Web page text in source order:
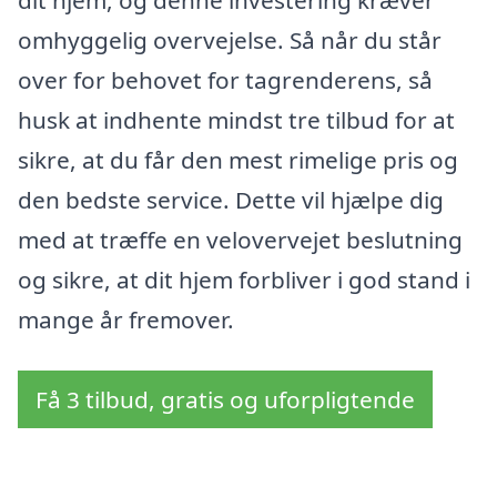
omhyggelig overvejelse. Så når du står
over for behovet for tagrenderens, så
husk at indhente mindst tre tilbud for at
sikre, at du får den mest rimelige pris og
den bedste service. Dette vil hjælpe dig
med at træffe en velovervejet beslutning
og sikre, at dit hjem forbliver i god stand i
mange år fremover.
Få 3 tilbud, gratis og uforpligtende